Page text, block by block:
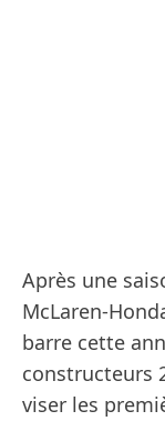
Après une
McLaren-
barre cette
constructeurs
viser les